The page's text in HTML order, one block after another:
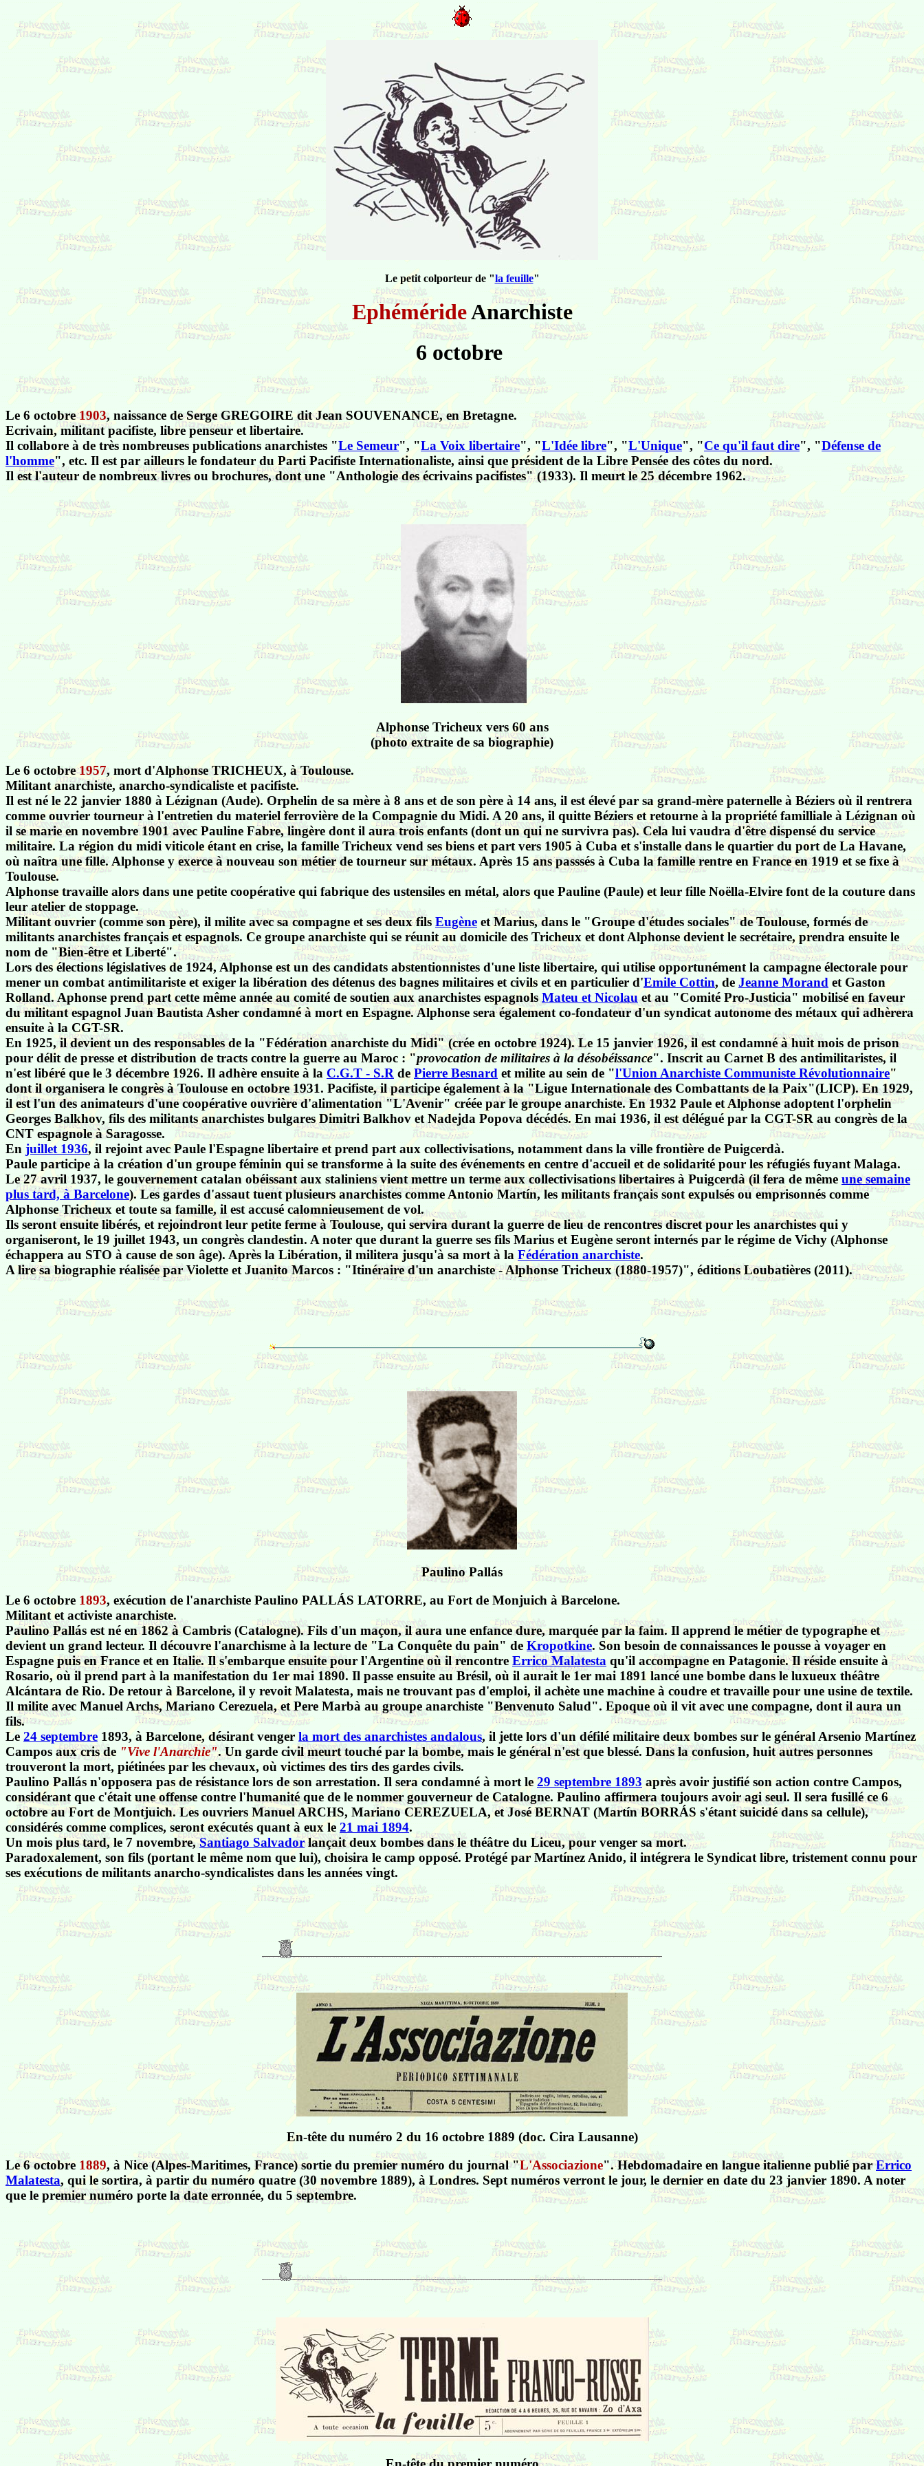
Le petit colporteur de "la feuille"
EphémérideAnarchiste
6 octobre
Le 6 octobre1903, naissance de Serge GREGOIRE dit Jean SOUVENANCE, en Bretagne.
Ecrivain, militant pacifiste, libre penseur et libertaire.
Il collabore à de très nombreuses publications anarchistes "Le Semeur", "La Voix libertaire", "L'Idée libre", "L'Unique", "Ce qu'il faut dire", "Défense de
l'homme", etc. Il est par ailleurs le fondateur du Parti Pacifiste Internationaliste, ainsi que président de la Libre Pensée des côtes du nord.
Il est l'auteur de nombreux livres ou brochures, dont une "Anthologie des écrivains pacifistes" (1933). Il meurt le 25 décembre 1962.
Alphonse Tricheux vers 60 ans
(photo extraite de sa biographie)
Le 6 octobre1957, mort d'Alphonse TRICHEUX, à Toulouse.
Militant anarchiste, anarcho-syndicaliste et pacifiste.
Il est né le 22 janvier 1880 à Lézignan (Aude). Orphelin de sa mère à 8 ans et de son père à 14 ans, il est élevé par sa grand-mère paternelle à Béziers où il rentrera
comme ouvrier tourneur à l'entretien du materiel ferrovière de la Compagnie du Midi. A 20 ans, il quitte Béziers et retourne à la propriété familliale à Lézignan où
il se marie en novembre 1901 avec Pauline Fabre, lingère dont il aura trois enfants (dont un qui ne survivra pas). Cela lui vaudra d'être dispensé du service
militaire. La région du midi viticole étant en crise, la famille Tricheux vend ses biens et part vers 1905 à Cuba et s'installe dans le quartier du port de La Havane,
où naîtra une fille. Alphonse y exerce à nouveau son métier de tourneur sur métaux. Après 15 ans passsés à Cuba la famille rentre en France en 1919 et se fixe à
Toulouse.
Alphonse travaille alors dans une petite coopérative qui fabrique des ustensiles en métal, alors que Pauline (Paule) et leur fille Noëlla-Elvire font de la couture dans
leur atelier de stoppage.
Militant ouvrier (comme son père), il milite avec sa compagne et ses deux fils Eugène et Marius, dans le "Groupe d'études sociales" de Toulouse, formés de
militants anarchistes français et espagnols. Ce groupe anarchiste qui se réunit au domicile des Tricheux et dont Alphonse devient le secrétaire, prendra ensuite le
nom de "Bien-être et Liberté".
Lors des élections législatives de 1924, Alphonse est un des candidats abstentionnistes d'une liste libertaire, qui utilise opportunément la campagne électorale pour
mener un combat antimilitariste et exiger la libération des détenus des bagnes militaires et civils et en particulier d'Emile Cottin, de Jeanne Morand et Gaston
Rolland. Aphonse prend part cette même année au comité de soutien aux anarchistes espagnolsMateu et Nicolauet au "Comité Pro-Justicia" mobilisé en faveur
du militant espagnol Juan Bautista Asher condamné à mort en Espagne. Alphonse sera également co-fondateur d'un syndicat autonome des métaux qui adhèrera
ensuite à la CGT-SR.
En 1925, il devient un des responsables de la "Fédération anarchiste du Midi" (crée en octobre 1924). Le 15 janvier 1926, il est condamné à huit mois de prison
pour délit de presse et distribution de tracts contre la guerre au Maroc : "provocation de militaires à la désobéissance". Inscrit au Carnet B des antimilitaristes, il
n'est libéré que le 3 décembre 1926. Il adhère ensuite à la C.G.T - S.R de Pierre Besnard et milite au sein de "l'Union Anarchiste Communiste Révolutionnaire"
dont il organisera le congrès à Toulouse en octobre 1931. Pacifiste, il participe également à la "Ligue Internationale des Combattants de la Paix"(LICP). En 1929,
il est l'un des animateurs d'unecoopérative ouvrière d'alimentation "L'Avenir" créée par le groupe anarchiste. En 1932 Paule et Alphonse adoptent l'orphelin
Georges Balkhov, fils des militants anarchistes bulgares Dimitri Balkhov et Nadejda Popova décédés. En mai 1936, il est délégué par la CGT-SR au congrès de la
CNT espagnole à Saragosse.
En juillet 1936, il rejoint avec Paule l'Espagne libertaire et prend part aux collectivisations, notamment dans la ville frontière de Puigcerdà.
Paule participe à la création d'un groupe féminin qui se transforme à la suite des événements en centre d'accueil et de solidarité pour les réfugiés fuyant Malaga.
Le 27 avril 1937, le gouvernement catalan obéissant aux staliniens vient mettre un terme aux collectivisations libertaires à Puigcerdà (il fera de même une semaine
plus tard, à Barcelone). Les gardes d'assaut tuent plusieurs anarchistes comme Antonio Martín, les militants français sont expulsés ou emprisonnés comme
Alphonse Tricheux et toute sa famille, il est accusé calomnieusement de vol.
Ils seront ensuite libérés, et rejoindront leur petite ferme à Toulouse, qui servira durant la guerre de lieu de rencontres discret pour les anarchistes qui y
organiseront, le 19 juillet 1943, un congrès clandestin. A noter que durant la guerre ses fils Marius et Eugène seront internés par le régime de Vichy (Alphonse
échappera au STO à cause de son âge). Après la Libération, il militera jusqu'à sa mort à la Fédération anarchiste.
A lire sa biographie réalisée par Violette et Juanito Marcos : "Itinéraire d'un anarchiste - Alphonse Tricheux (1880-1957)", éditions Loubatières (2011).
Paulino Pallás
Le 6 octobre 1893, exécution de l'anarchiste Paulino PALLÁS LATORRE, au Fort de Monjuich à Barcelone.
Militant et activiste anarchiste.
Paulino Pallás est né en 1862 à Cambris (Catalogne). Fils d'un maçon, il aura une enfance dure, marquée par la faim. Il apprend le métier de typographe et
devient un grand lecteur. Il découvre l'anarchisme à la lecture de "La Conquête du pain" de Kropotkine. Son besoin de connaissances le pousse à voyager en
Espagne puis en France et en Italie. Il s'embarque ensuite pour l'Argentine où il rencontre Errico Malatesta qu'il accompagne en Patagonie. Il réside ensuite à
Rosario, où il prend part à la manifestation du 1er mai 1890. Il passe ensuite au Brésil, où il aurait le 1er mai 1891 lancé une bombe dans le luxueux théâtre
Alcántara de Rio. De retour à Barcelone, il y revoit Malatesta, mais ne trouvant pas d'emploi, il achète une machine à coudre et travaille pour une usine de textile.
Il milite avec Manuel Archs, Mariano Cerezuela, et Pere Marbà au groupe anarchiste "Benvenuto Salud". Epoque où il vit avec une compagne, dont il aura un
fils.
Le 24 septembre 1893, à Barcelone, désirant venger la mort des anarchistes andalous, il jette lors d'un défilé militaire deux bombes sur le général Arsenio Martínez
Campos aux cris de "Vive l'Anarchie". Un garde civil meurt touché par la bombe, mais le général n'est que blessé. Dans la confusion, huit autres personnes
trouveront la mort, piétinées par les chevaux, où victimes des tirs des gardes civils.
Paulino Pallás n'opposera pas de résistance lors de son arrestation. Il sera condamné à mort le 29 septembre 1893 après avoir justifié son action contre Campos,
considérant que c'était une offense contre l'humanité que de le nommer gouverneur de Catalogne. Paulino affirmera toujours avoir agi seul. Il sera fusillé ce 6
octobre au Fort de Montjuich. Les ouvriers Manuel ARCHS, Mariano CEREZUELA, et José BERNAT (Martín BORRÁS s'étant suicidé dans sa cellule),
considérés comme complices, seront exécutés quant à eux le 21 mai 1894.
Un mois plus tard, le 7 novembre,Santiago Salvadorlançait deux bombes dans le théâtre du Liceu, pour venger sa mort.
Paradoxalement, son fils (portant le même nom que lui), choisira le camp opposé. Protégé par Martínez Anido, il intégrera le Syndicat libre, tristement connu pour
ses exécutions de militants anarcho-syndicalistes dans les années vingt.
En-tête du numéro 2 du 16 octobre 1889 (doc. Cira Lausanne)
Le 6 octobre 1889, à Nice (Alpes-Maritimes, France) sortie du premier numéro du journal "L'Associazione". Hebdomadaire en langue italienne publié parErrico
Malatesta, qui le sortira, à partir du numéro quatre (30 novembre 1889), à Londres. Sept numéros verront le jour, le dernier en date du 23 janvier 1890. A noter
que le premier numéro porte la date erronnée, du 5 septembre.